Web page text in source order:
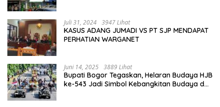
Juli 31, 2024 3947 Lihat
KASUS ADANG JUMADI VS PT SJP MENDAPAT
PERHATIAN WARGANET
Juni 14, 2025 3889 Lihat
Bupati Bogor Tegaskan, Helaran Budaya HJB
ke-543 Jadi Simbol Kebangkitan Budaya dan